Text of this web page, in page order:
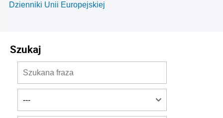
Dzienniki Unii Europejskiej
Szukaj